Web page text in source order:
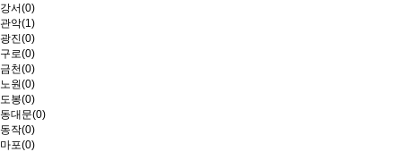
강서(0)
관악(1)
광진(0)
구로(0)
금천(0)
노원(0)
도봉(0)
동대문(0)
동작(0)
마포(0)